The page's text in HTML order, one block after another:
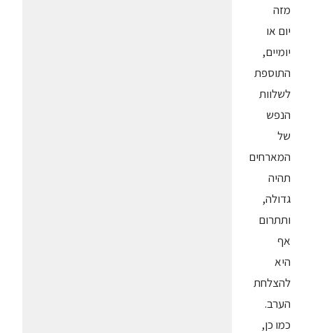
מזה
יום או
יומיים,
התוספת
לשלוות
הנפש
של
המארחים
תהיה
גדולה,
ותתרום
אף
היא
להצלחת
הערב.
כמו כן,